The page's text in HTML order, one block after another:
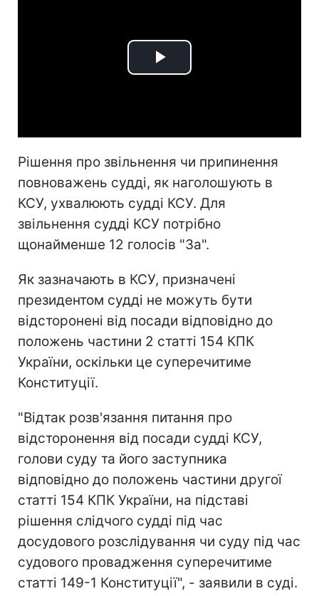
Play
Рішення про звільнення чи припинення
повноважень судді, як наголошують в
КСУ, ухвалюють судді КСУ. Для
звільнення судді КСУ потрібно
щонайменше 12 голосів "За".
Як зазначають в КСУ, призначені
президентом судді не можуть бути
відсторонені від посади відповідно до
положень частини 2 статті 154 КПК
України, оскільки це суперечитиме
Конституції.
"Відтак розв'язання питання про
відсторонення від посади судді КСУ,
голови суду та його заступника
відповідно до положень частини другої
статті 154 КПК України, на підставі
рішення слідчого судді під час
досудового розслідування чи суду під час
судового провадження суперечитиме
статті 149-1 Конституції", - заявили в суді.